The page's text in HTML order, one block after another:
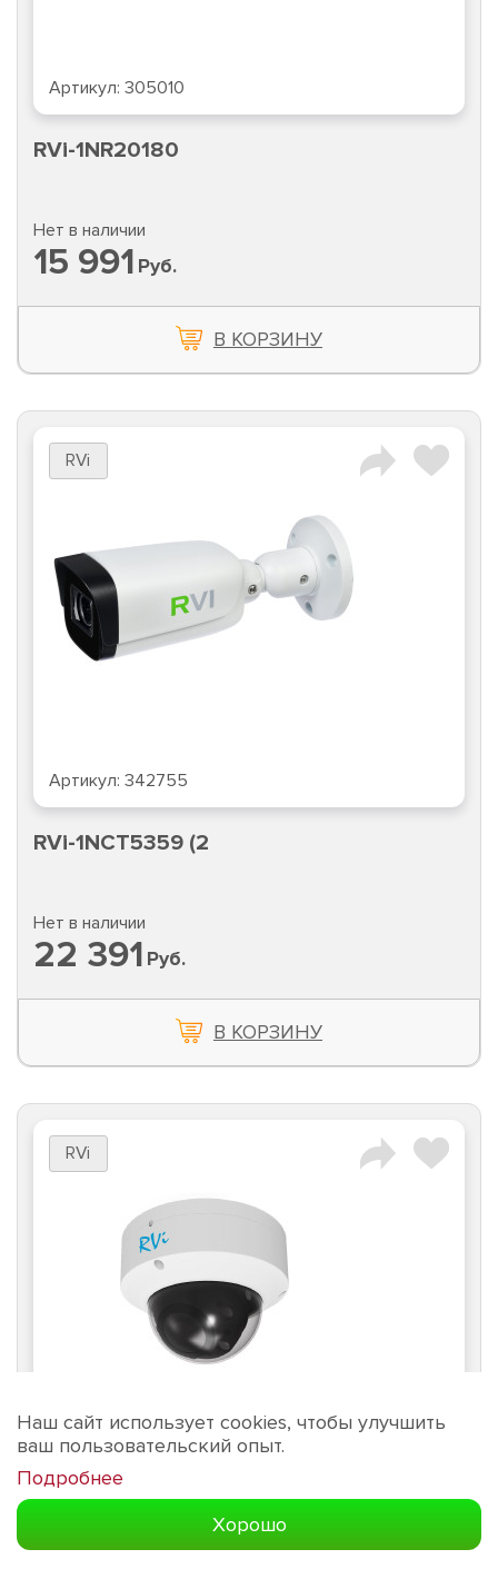
Артикул: 305010
RVi-1NR20180
Нет в наличии
15 991 Руб.
В КОРЗИНУ
RVi
Артикул: 342755
RVi-1NCT5359 (2
Нет в наличии
22 391 Руб.
В КОРЗИНУ
RVi
Артикул:
Наш сайт использует cookies, чтобы улучшить
ваш пользовательский опыт.
Подробнее
Хорошо